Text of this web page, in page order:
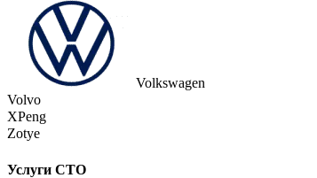
Volkswagen
Volvo
XPeng
Zotye
Услуги СТО